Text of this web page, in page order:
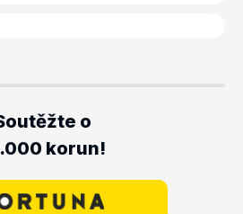
o
korun!